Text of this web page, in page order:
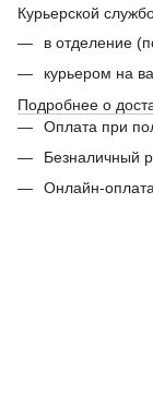
Курьерской
в отделение
курьером на
Подробнее о
Оплата при
Безналичный
Онлайн-